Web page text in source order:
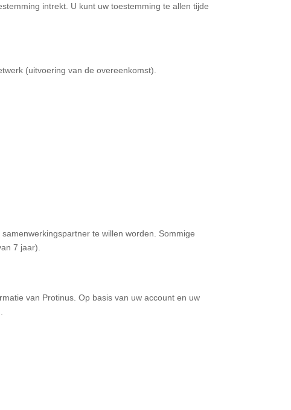
intrekt. U kunt uw toestemming te allen tijde
(uitvoering van de overeenkomst).
te willen worden. Sommige
7 jaar).
van Protinus. Op basis van uw account en uw